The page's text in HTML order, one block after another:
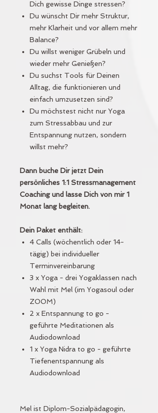
Dich gewisse Dinge stressen?
Du wünscht Dir mehr Struktur,
mehr Klarheit und vor allem mehr
Balance?
Du willst weniger Grübeln und
wieder mehr Genießen?
Du suchst Tools für Deinen
Alltag, die funktionieren und
einfach umzusetzen sind?
Du möchstest nicht nur Yoga
zum Stressabbau und zur
Entspannung nutzen, sondern
willst mehr?
Dann buche Dir jetzt Dein
persönliches 1:1 Stressmanagement
Coaching und lasse Dich von mir 1
Monat lang begleiten.
Dein Paket enthält:
4 Calls (wöchentlich oder 14-
tägig) bei individueller
Terminvereinbarung
3 x Yoga - drei Yogaklassen nach
Wahl mit Mel (im Yogasoul oder
ZOOM)
2 x Entspannung to go -
geführte Meditationen als
Audiodownload
1 x Yoga Nidra to go - geführte
Tiefenentspannung als
Audiodownload
Mel ist Diplom-Sozialpädagogin,